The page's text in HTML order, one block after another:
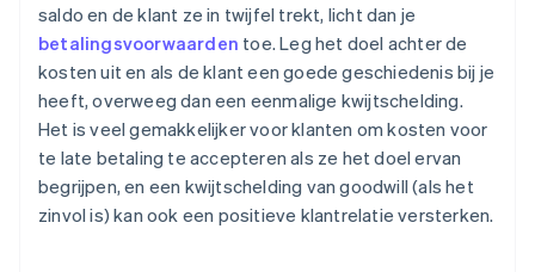
saldo en de klant ze in twijfel trekt, licht dan je
betalingsvoorwaarden toe. Leg het doel achter de
kosten uit en als de klant een goede geschiedenis bij je
heeft, overweeg dan een eenmalige kwijtschelding.
Het is veel gemakkelijker voor klanten om kosten voor
te late betaling te accepteren als ze het doel ervan
begrijpen, en een kwijtschelding van goodwill (als het
zinvol is) kan ook een positieve klantrelatie versterken.